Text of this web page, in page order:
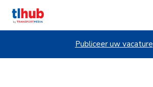
Publiceer uw vacature